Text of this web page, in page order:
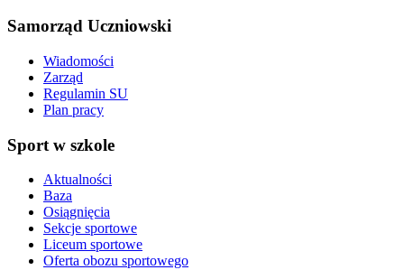
Samorząd Uczniowski
Wiadomości
Zarząd
Regulamin SU
Plan pracy
Sport w szkole
Aktualności
Baza
Osiągnięcia
Sekcje sportowe
Liceum sportowe
Oferta obozu sportowego